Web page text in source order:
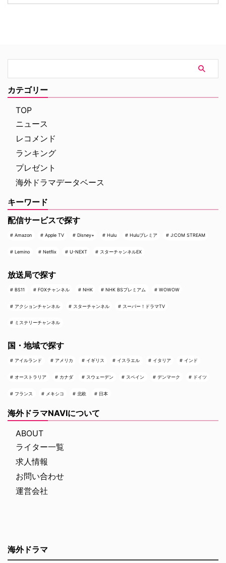
の別人に エミー賞をはじめ数々
すよ。単純に運がなかったんで
す。HBOでどうしてもや …
特に一度シーズン更新が決まって
世界中で大きな話題を呼んでい
る。それでは、7月に発表された
う。 2026年7月に打ち切り・終
カテゴリー
TOP
ニュース
レコメンド
ランキング
プレゼント
海外ドラマデータベース
キーワード
配信サービスで探す
Amazon Apple TV Disney+ Hulu Huluプレミア J:COM STREAM
Lemino Netflix U-NEXT スターチャンネルEX
放送局で探す
BS11 FOXチャンネル NHK NHK BSプレミアム WOWOW
アクションチャンネル スターチャンネル スーパー！ドラマTV
ミステリーチャンネル
国・地域で探す
アイルランド アメリカ イギリス イスラエル イタリア インド
オーストラリア カナダ スウェーデン スペイン デンマーク ドイツ
フランス メキシコ 北欧 日本
海外ドラマNAVIについて
ABOUT
ライター一覧
求人情報
お問い合わせ
運営会社
海外ドラマ